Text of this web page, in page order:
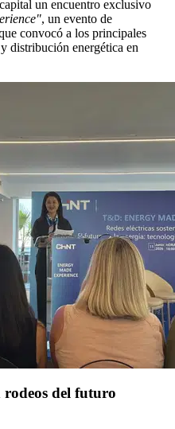
un encuentro exclusivo
, un evento de
convocó a los principales
distribución energética en
del futuro